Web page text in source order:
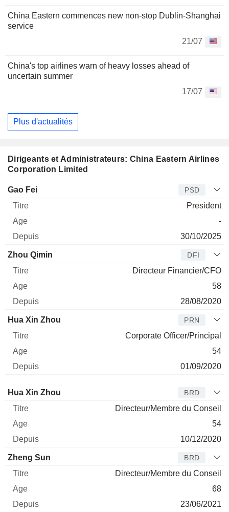
China Eastern commences new non-stop Dublin-Shanghai
service
21/07
China's top airlines warn of heavy losses ahead of
uncertain summer
17/07
Plus d'actualités
Dirigeants et Administrateurs: China Eastern Airlines
Corporation Limited
Dirigeant
Gao Fei PSD
President
-
30/10/2025
Zhou Qimin DFI
Directeur Financier/CFO
58
28/08/2020
Hua Xin Zhou PRN
Corporate Officer/Principal
54
01/09/2020
Administrateur
Hua Xin Zhou BRD
Directeur/Membre du Conseil
54
10/12/2020
Zheng Sun BRD
Directeur/Membre du Conseil
68
23/06/2021